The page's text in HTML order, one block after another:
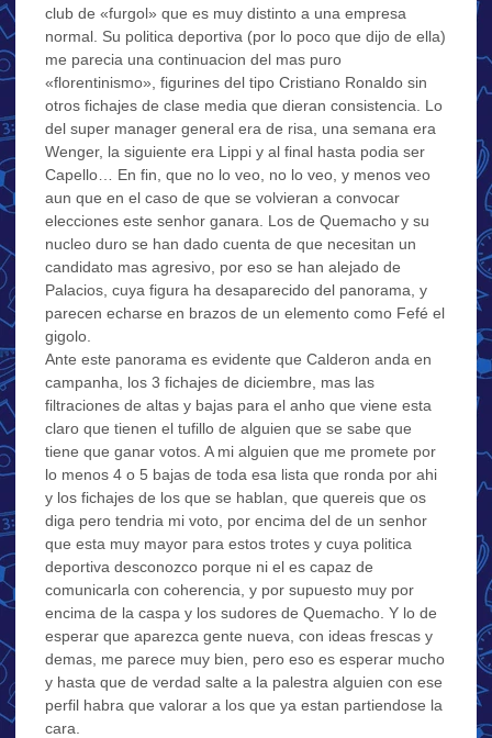
club de «furgol» que es muy distinto a una empresa
normal. Su politica deportiva (por lo poco que dijo de ella)
me parecia una continuacion del mas puro
«florentinismo», figurines del tipo Cristiano Ronaldo sin
otros fichajes de clase media que dieran consistencia. Lo
del super manager general era de risa, una semana era
Wenger, la siguiente era Lippi y al final hasta podia ser
Capello… En fin, que no lo veo, no lo veo, y menos veo
aun que en el caso de que se volvieran a convocar
elecciones este senhor ganara. Los de Quemacho y su
nucleo duro se han dado cuenta de que necesitan un
candidato mas agresivo, por eso se han alejado de
Palacios, cuya figura ha desaparecido del panorama, y
parecen echarse en brazos de un elemento como Fefé el
gigolo.
Ante este panorama es evidente que Calderon anda en
campanha, los 3 fichajes de diciembre, mas las
filtraciones de altas y bajas para el anho que viene esta
claro que tienen el tufillo de alguien que se sabe que
tiene que ganar votos. A mi alguien que me promete por
lo menos 4 o 5 bajas de toda esa lista que ronda por ahi
y los fichajes de los que se hablan, que quereis que os
diga pero tendria mi voto, por encima del de un senhor
que esta muy mayor para estos trotes y cuya politica
deportiva desconozco porque ni el es capaz de
comunicarla con coherencia, y por supuesto muy por
encima de la caspa y los sudores de Quemacho. Y lo de
esperar que aparezca gente nueva, con ideas frescas y
demas, me parece muy bien, pero eso es esperar mucho
y hasta que de verdad salte a la palestra alguien con ese
perfil habra que valorar a los que ya estan partiendose la
cara.